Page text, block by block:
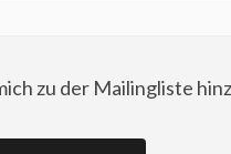
zu der Mailingliste